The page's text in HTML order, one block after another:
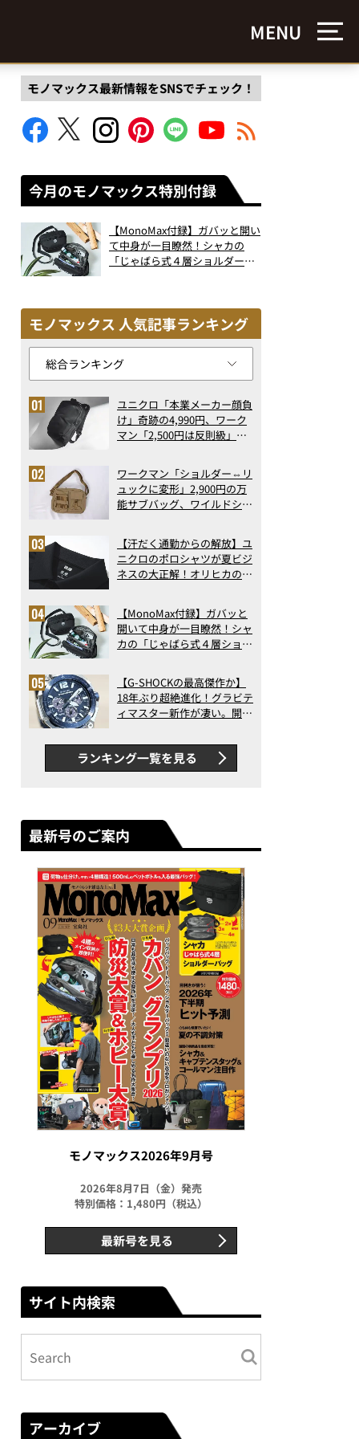
MENU
モノマックス最新情報をSNSでチェック！
今月のモノマックス特別付録
【MonoMax付録】ガバッと開い
て中身が一目瞭然！シャカの
「じゃばら式４層ショルダーバ
モノマックス 人気記事ランキング
ユニクロ「本業メーカー顔負
け」奇跡の4,990円、ワーク
マン「2,500円は反則級」凄
ト3】（2026年6月版）
ワークマン「ショルダー⇔リ
ュックに変形」2,900円の万
能サブバッグ、ワイルドシン
記事ランキングベスト3】
（2026年6月版）
【汗だく通勤からの解放】ユ
ニクロのポロシャツが夏ビジ
ネスの大正解！オリヒカの透
アの実力
【MonoMax付録】ガバッと
開いて中身が一目瞭然！シャ
カの「じゃばら式４層ショル
った！
【G-SHOCKの最高傑作か】
18年ぶり超絶進化！グラビテ
ィマスター新作が凄い。開発
新ムーブメントの衝撃
ランキング一覧を見る
最新号のご案内
モノマックス2026年9月号
2026年8月7日（金）発売
特別価格：1,480円（税込）
最新号を見る
サイト内検索
アーカイブ